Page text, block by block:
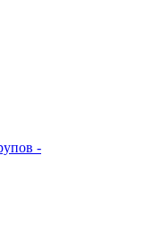
-